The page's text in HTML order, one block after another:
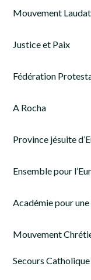
Mouvement
Justice et Paix
Fédération
A Rocha
Province jésuite
Ensemble pour
Académie pour
Mouvement
Secours